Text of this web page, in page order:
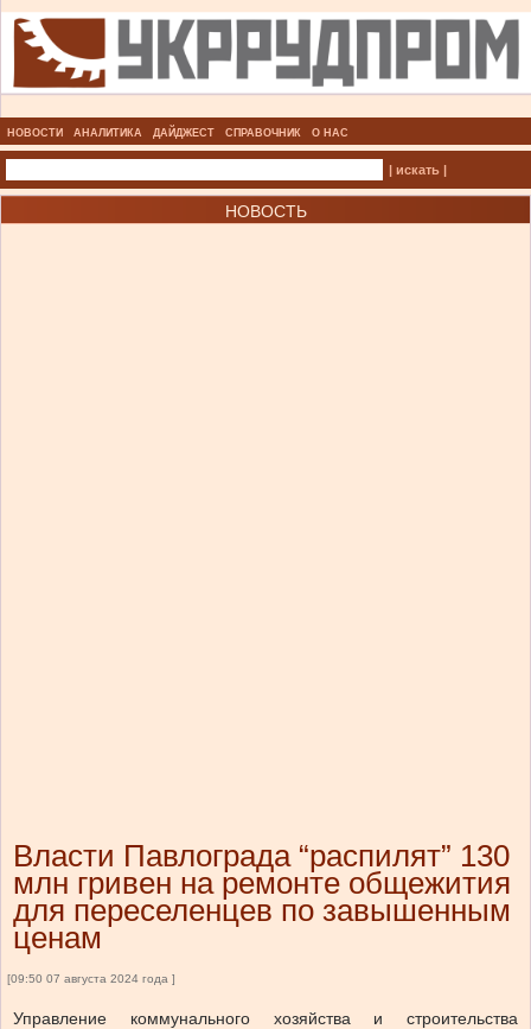
НОВОСТИ АНАЛИТИКА ДАЙДЖЕСТ СПРАВОЧНИК О НАС
| искать |
НОВОСТЬ
Власти Павлограда “распилят” 130
млн гривен на ремонте общежития
для переселенцев по завышенным
ценам
[09:50 07 августа 2024 года ]
Управление коммунального хозяйства и строительства